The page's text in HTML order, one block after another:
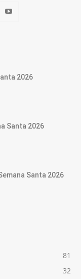
2026
Santa 2026
Santa 2026
81
32